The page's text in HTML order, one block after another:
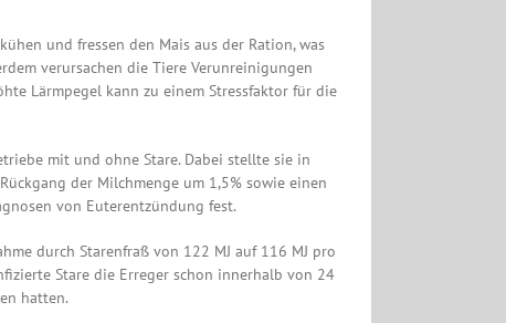
und fressen den Mais aus der Ration, was
verursachen die Tiere Verunreinigungen
Lärmpegel kann zu einem Stressfaktor für die
mit und ohne Stare. Dabei stellte sie in
der Milchmenge um 1,5% sowie einen
von Euterentzündung fest.
durch Starenfraß von 122 MJ auf 116 MJ pro
Stare die Erreger schon innerhalb von 24
hatten.